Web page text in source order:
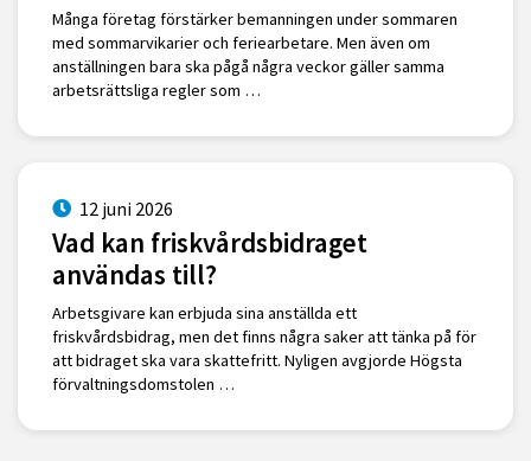
Många företag förstärker bemanningen under sommaren
med sommarvikarier och feriearbetare. Men även om
anställningen bara ska pågå några veckor gäller samma
arbetsrättsliga regler som …
12 juni 2026
Vad kan friskvårdsbidraget
användas till?
Arbetsgivare kan erbjuda sina anställda ett
friskvårdsbidrag, men det finns några saker att tänka på för
att bidraget ska vara skattefritt. Nyligen avgjorde Högsta
förvaltningsdomstolen …